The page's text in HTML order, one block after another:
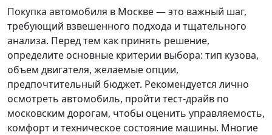
Покупка автомобиля в Москве — это важный шаг,
требующий взвешенного подхода и тщательного
анализа. Перед тем как принять решение,
определите основные критерии выбора: тип кузова,
объем двигателя, желаемые опции,
предпочтительный бюджет. Рекомендуется лично
осмотреть автомобиль, пройти тест-драйв по
московским дорогам, чтобы оценить управляемость,
комфорт и техническое состояние машины. Многие